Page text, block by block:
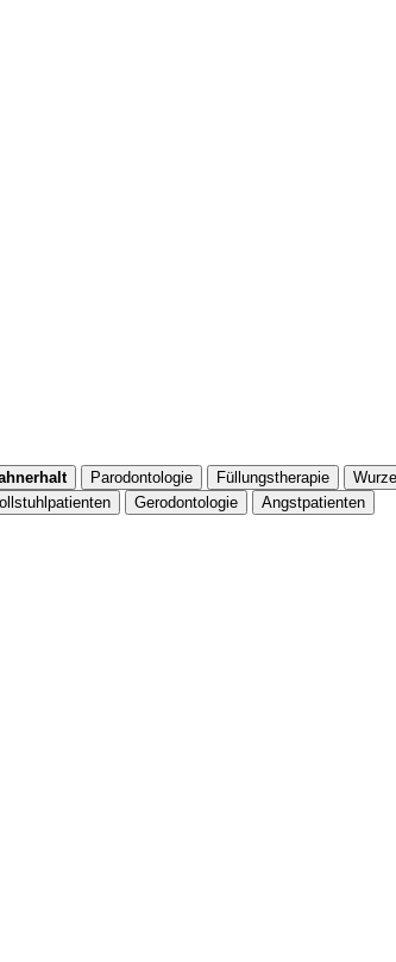
Parodontologie Füllungstherapie
Gerodontologie Angstpatienten